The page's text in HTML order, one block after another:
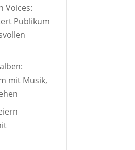
Voices:
Publikum
mit Musik,